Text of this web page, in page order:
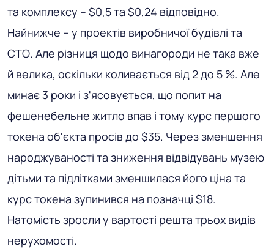
та комплексу – $0,5 та $0,24 відповідно.
Найнижче – у проектів виробничої будівлі та
СТО. Але різниця щодо винагороди не така вже
й велика, оскільки коливається від 2 до 5 %. Але
минає 3 роки і з'ясовується, що попит на
фешенебельне житло впав і тому курс першого
токена об'єкта просів до $35. Через зменшення
народжуваності та зниження відвідувань музею
дітьми та підлітками зменшилася його ціна та
курс токена зупинився на позначці $18.
Натомість зросли у вартості решта трьох видів
нерухомості.